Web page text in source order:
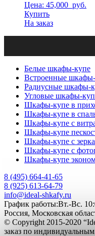
Цена: 45,000 руб.
Купить
На заказ
Белые шкафы-купе
Встроенные
Радиусные шкафы-
Угловые шкафы-
Шкафы-купе в
Шкафы-купе в
Шкафы-купе с
Шкафы-купе
Шкафы-купе с
Шкафы-купе с
Шкафы-купе
8 (495) 664-41-65
8 (925) 613-64-79
info@ideal-shkafy.ru
График работы:Вт.-Вс.
Россия, Московская
© Copyright 2015-2020
заказ по